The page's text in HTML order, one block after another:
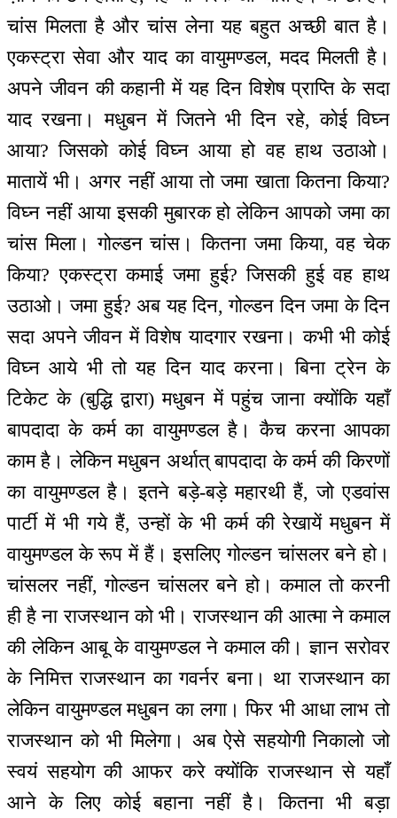
चांस मिलता है और चांस लेना यह बहुत अच्छी बात है।
एकस्ट्रा सेवा और याद का वायुमण्डल, मदद मिलती है।
अपने जीवन की कहानी में यह दिन विशेष प्राप्ति के सदा
याद रखना। मधुबन में जितने भी दिन रहे, कोई विघ्न
आया? जिसको कोई विघ्न आया हो वह हाथ उठाओ।
मातायें भी। अगर नहीं आया तो जमा खाता कितना किया?
विघ्न नहीं आया इसकी मुबारक हो लेकिन आपको जमा का
चांस मिला। गोल्डन चांस। कितना जमा किया, वह चेक
किया? एकस्ट्रा कमाई जमा हुई? जिसकी हुई वह हाथ
उठाओ। जमा हुई? अब यह दिन, गोल्डन दिन जमा के दिन
सदा अपने जीवन में विशेष यादगार रखना। कभी भी कोई
विघ्न आये भी तो यह दिन याद करना। बिना ट्रेन के
टिकेट के (बुद्धि द्वारा) मधुबन में पहुंच जाना क्योंकि यहाँ
बापदादा के कर्म का वायुमण्डल है। कैच करना आपका
काम है। लेकिन मधुबन अर्थात् बापदादा के कर्म की किरणों
का वायुमण्डल है। इतने बड़े-बड़े महारथी हैं, जो एडवांस
पार्टी में भी गये हैं, उन्हों के भी कर्म की रेखायें मधुबन में
वायुमण्डल के रूप में हैं। इसलिए गोल्डन चांसलर बने हो।
चांसलर नहीं, गोल्डन चांसलर बने हो। कमाल तो करनी
ही है ना राजस्थान को भी। राजस्थान की आत्मा ने कमाल
की लेकिन आबू के वायुमण्डल ने कमाल की। ज्ञान सरोवर
के निमित्त राजस्थान का गवर्नर बना। था राजस्थान का
लेकिन वायुमण्डल मधुबन का लगा। फिर भी आधा लाभ तो
राजस्थान को भी मिलेगा। अब ऐसे सहयोगी निकालो जो
स्वयं सहयोग की आफर करे क्योंकि राजस्थान से यहाँ
आने के लिए कोई बहाना नहीं है। कितना भी बड़ा